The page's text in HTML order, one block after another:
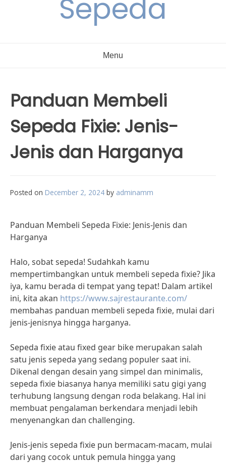
Sepeda
Menu
Panduan Membeli
Sepeda Fixie: Jenis-
Jenis dan Harganya
Posted on December 2, 2024 by adminamm
Panduan Membeli Sepeda Fixie: Jenis-Jenis dan
Harganya
Halo, sobat sepeda! Sudahkah kamu
mempertimbangkan untuk membeli sepeda fixie? Jika
iya, kamu berada di tempat yang tepat! Dalam artikel
ini, kita akan https://www.sajrestaurante.com/
membahas panduan membeli sepeda fixie, mulai dari
jenis-jenisnya hingga harganya.
Sepeda fixie atau fixed gear bike merupakan salah
satu jenis sepeda yang sedang populer saat ini.
Dikenal dengan desain yang simpel dan minimalis,
sepeda fixie biasanya hanya memiliki satu gigi yang
terhubung langsung dengan roda belakang. Hal ini
membuat pengalaman berkendara menjadi lebih
menyenangkan dan challenging.
Jenis-jenis sepeda fixie pun bermacam-macam, mulai
dari yang cocok untuk pemula hingga yang